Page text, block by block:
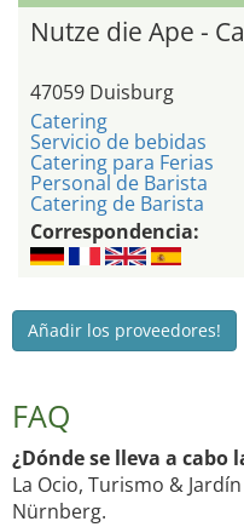
Nutze die Ape -
47059 Duisburg
Catering
Servicio de bebidas
Catering para Ferias
Personal de Barista
Catering de Barista
Correspondencia:
Añadir los proveedores!
FAQ
¿Dónde se lleva a cabo
La Ocio, Turismo &
Nürnberg.